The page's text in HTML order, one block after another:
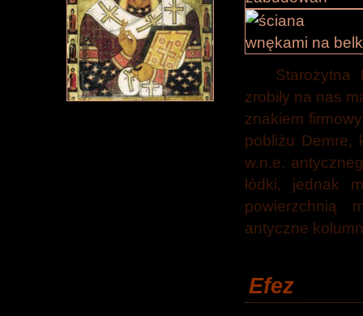
Starożytna
zrobiły na nas
znakiem
pobliżu Demre,
w.n.e.
łódki, jednak
powierzchnią
antyczne
Efez